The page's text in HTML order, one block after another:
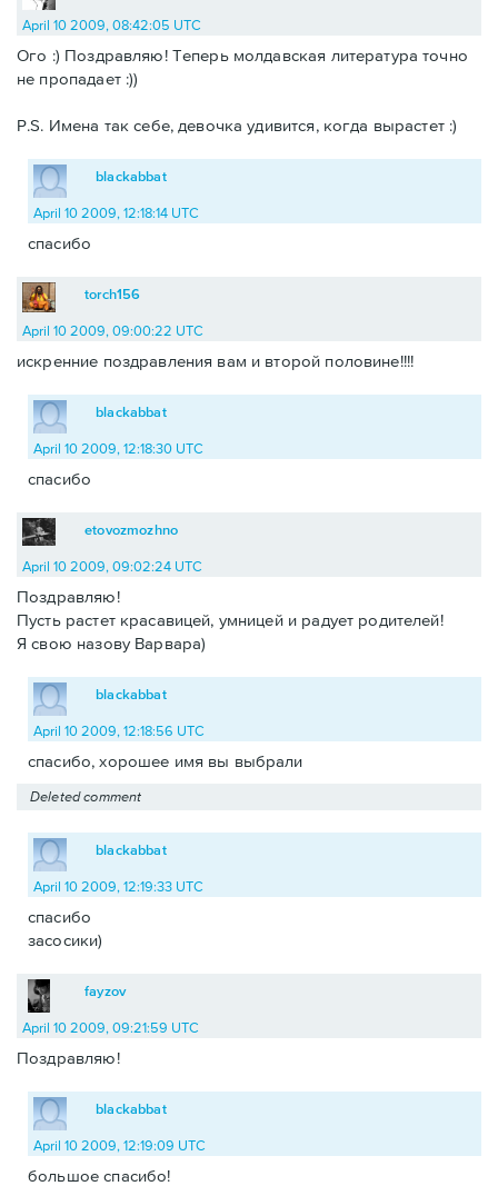
April 10 2009, 08:42:05 UTC
Ого :) Поздравляю! Теперь молдавская литература точно
не пропадает :))
P.S. Имена так себе, девочка удивится, когда вырастет :)
blackabbat
April 10 2009, 12:18:14 UTC
спасибо
torch156
April 10 2009, 09:00:22 UTC
искренние поздравления вам и второй половине!!!!
blackabbat
April 10 2009, 12:18:30 UTC
спасибо
etovozmozhno
April 10 2009, 09:02:24 UTC
Поздравляю!
Пусть растет красавицей, умницей и радует родителей!
Я свою назову Варвара)
blackabbat
April 10 2009, 12:18:56 UTC
спасибо, хорошее имя вы выбрали
Deleted comment
blackabbat
April 10 2009, 12:19:33 UTC
спасибо
засосики)
fayzov
April 10 2009, 09:21:59 UTC
Поздравляю!
blackabbat
April 10 2009, 12:19:09 UTC
большое спасибо!